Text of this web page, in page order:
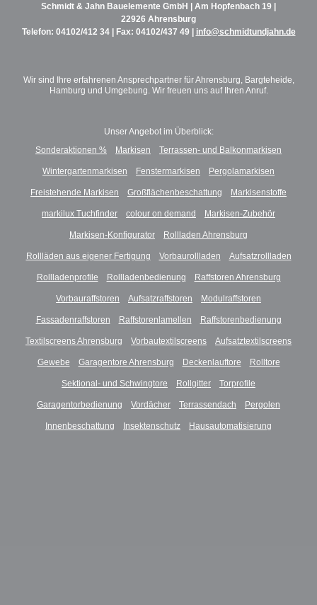
Schmidt & Jahn Bauelemente GmbH | Am Hopfenbach 19 |
22926 Ahrensburg
Telefon: 04102/412 34| Fax: 04102/437 49 | info@schmidtundjahn.de
Wir sind Ihre erfahrenen Ansprechpartner für Ahrensburg, Bargteheide,
Hamburg und Umgebung. Wir freuen uns auf Ihren Anruf.
Unser Angebot im Überblick:
Sonderaktionen %
Markisen Terrassen- und Balkonmarkisen
Wintergartenmarkisen Fenstermarkisen Pergolamarkisen
Freistehende Markisen Großflächenbeschattung Markisenstoffe
markilux Tuchfinder colour on demand Markisen-Zubehör
Markisen-Konfigurator Rollladen Ahrensburg
Rollläden aus eigener Fertigung Vorbaurollladen Aufsatzrollladen
Rollladenprofile Rollladenbedienung Raffstoren Ahrensburg
Vorbauraffstoren Aufsatzraffstoren Modulraffstoren
Fassadenraffstoren Raffstorenlamellen Raffstorenbedienung
Textilscreens Ahrensburg Vorbautextilscreens Aufsatztextilscreens
Gewebe Garagentore Ahrensburg Deckenlauftore Rolltore
Sektional- und Schwingtore Rollgitter Torprofile
Garagentorbedienung Vordächer Terrassendach Pergolen
Innenbeschattung Insektenschutz Hausautomatisierung